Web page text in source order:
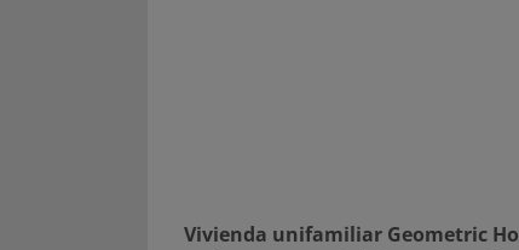
Vivienda unifamiliar Geometric